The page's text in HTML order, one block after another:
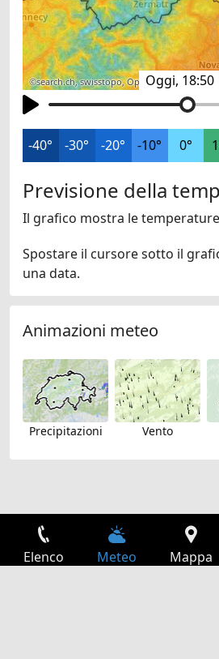
Oggi, 18:50
©search.ch,swisstopo,OpenStreetMap,
-40° -30° -20° -10° 0°
Previsione della
Il grafico mostra le
Spostare il cursore sotto il
una data.
Animazioni meteo
Precipitazioni Vento
Elenco Meteo Mappa